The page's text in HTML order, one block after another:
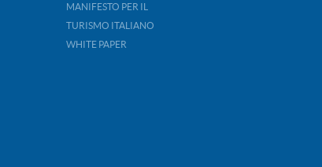
MANIFESTO PER IL
TURISMO ITALIANO
WHITE PAPER